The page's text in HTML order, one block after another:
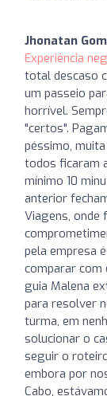
Jhonatan
Experiência
total descaso
um passeio
horrível.
"certos".
péssimo,
todos ficaram
mínimo 10
anterior
Viagens, onde
pela empresa
comparar com
guia Malena
para resolver
turma, em
solucionar o
seguir o
embora por
Cabo,